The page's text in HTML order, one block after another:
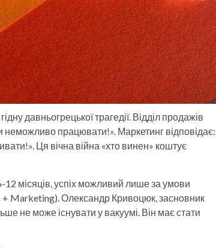
давньогрецької трагедії. Відділ продажів
неможливо працювати!». Маркетинг відповідає:
Ця вічна війна «хто винен» коштує
місяців, успіх можливий лише за умови
Marketing). Олександр Кривоцюк, засновник
не може існувати у вакуумі. Він має стати